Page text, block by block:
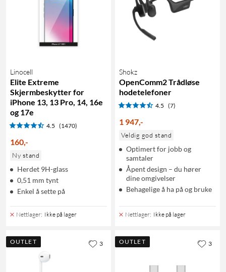
Linocell
Elite Extreme
Skjermbeskytter for
iPhone 13, 13 Pro, 14, 16e
og 17e
4.5 (1470)
160,-
Ny stand
Herdet 9H-glass
0,51 mm tynt
Enkel å sette på
Nettlager: Ikke på lager
Shokz
OpenComm2 Trådløse
hodetelefoner
4.5 (7)
1 947,-
Veldig god stand
Optimert for jobb og
samtaler
Åpent design – du hører
dine omgivelser
Behagelige å ha på og bruke
Nettlager: Ikke på lager
OUTLET 3 OUTLET 3